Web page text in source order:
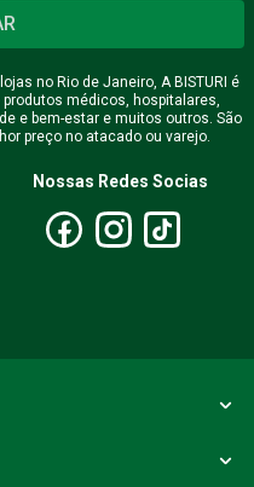
no Rio de Janeiro, A BISTURI é
médicos, hospitalares,
e bem-estar e muitos outros. São
preço no atacado ou varejo.
Nossas Redes Socias